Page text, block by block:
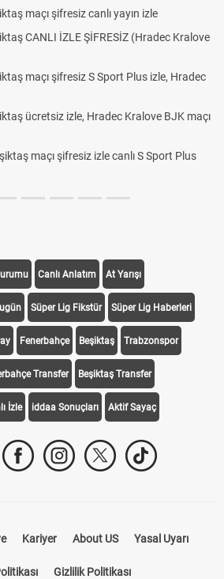
maçı şifresiz canlı yayın izle
CANLI İZLE ŞİFRESİZ (Hradec Kralove
maçı şifresiz S Sport Plus izle, Hradec
ücretsiz izle, Hradec Kralove BJK maçı
maçı şifresiz izle canlı S Sport Plus
Canlı Anlatım At Yarışı
Süper Lig Fikstür Süper Lig Haberleri
Fenerbahçe Beşiktaş Trabzonspor
Transfer Beşiktaş Transfer
İzle iddaa Sonuçları Aktif Sayaç
Kariyer About US Yasal Uyarı
Gizlilik Politikası